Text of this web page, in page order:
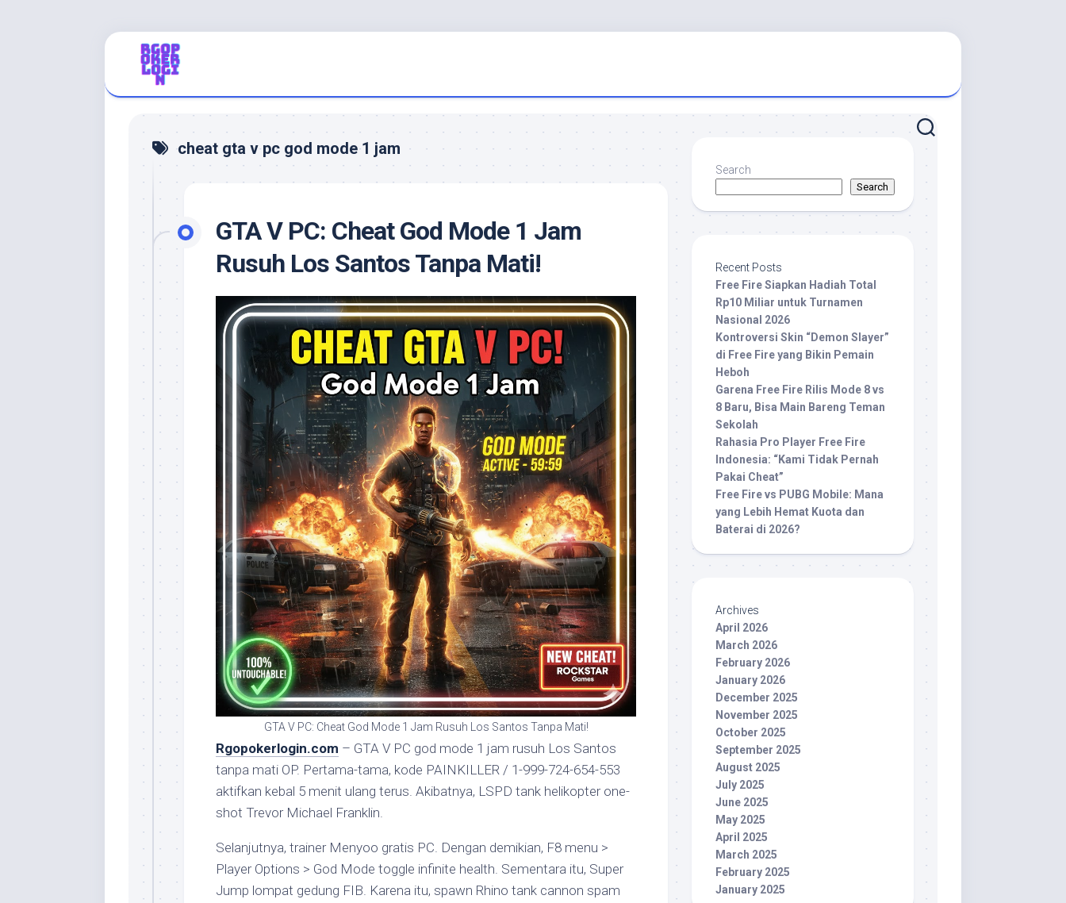
cheat gta v pc god mode 1 jam
GTA V PC: Cheat God Mode 1 Jam
Rusuh Los Santos Tanpa Mati!
GTA V PC: Cheat God Mode 1 Jam Rusuh Los Santos Tanpa Mati!
Rgopokerlogin.com – GTA V PC god mode 1 jam rusuh Los Santos
tanpa mati OP. Pertama-tama, kode PAINKILLER / 1-999-724-654-553
aktifkan kebal 5 menit ulang terus. Akibatnya, LSPD tank helikopter one-
shot Trevor Michael Franklin.
Selanjutnya, trainer Menyoo gratis PC. Dengan demikian, F8 menu >
Player Options > God Mode toggle infinite health. Sementara itu, Super
Jump lompat gedung FIB. Karena itu, spawn Rhino tank cannon spam
Search
Search
Recent Posts
Free Fire Siapkan Hadiah Total
Rp10 Miliar untuk Turnamen
Nasional 2026
Kontroversi Skin “Demon Slayer”
di Free Fire yang Bikin Pemain
Heboh
Garena Free Fire Rilis Mode 8 vs
8 Baru, Bisa Main Bareng Teman
Sekolah
Rahasia Pro Player Free Fire
Indonesia: “Kami Tidak Pernah
Pakai Cheat”
Free Fire vs PUBG Mobile: Mana
yang Lebih Hemat Kuota dan
Baterai di 2026?
Archives
April 2026
March 2026
February 2026
January 2026
December 2025
November 2025
October 2025
September 2025
August 2025
July 2025
June 2025
May 2025
April 2025
March 2025
February 2025
January 2025